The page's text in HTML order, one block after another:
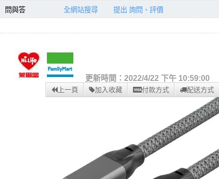
問與答 全網站搜尋 提出 詢問、評價
更新時間：2022/4/22 下午 10:59:00
上一頁 加入收藏 付款方式 配送方式